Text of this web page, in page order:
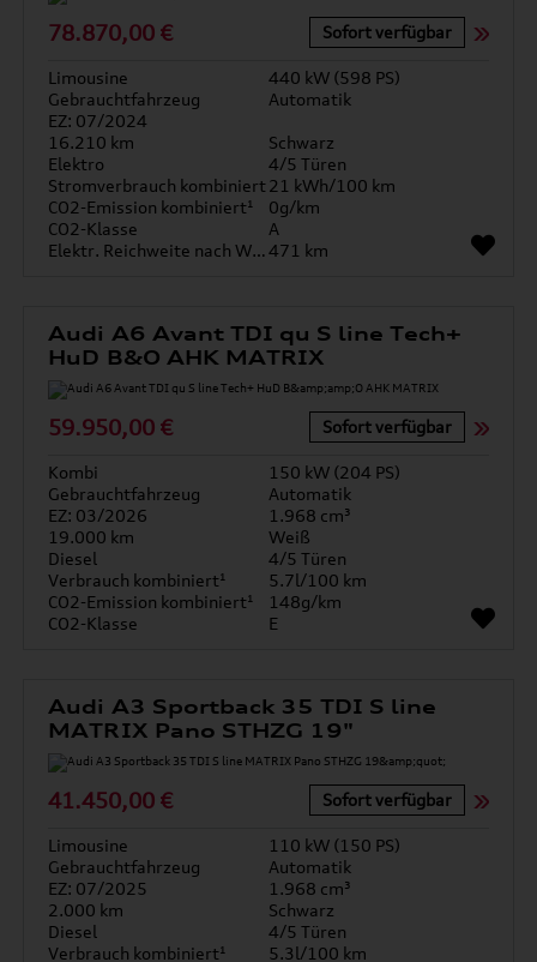
78.870,00 € Sofort verfügbar
Limousine
440 kW (598 PS)
Gebrauchtfahrzeug
Automatik
EZ: 07/2024
16.210 km
Schwarz
Elektro
4/5 Türen
Stromverbrauch kombiniert21 kWh/100 km
CO2-Emission kombiniert¹
0g/km
CO2-Klasse
A
Elektr. Reichweite nach WLTP*471 km
Audi A6 Avant TDI qu S line Tech+
HuD B&O AHK MATRIX
59.950,00 € Sofort verfügbar
Kombi
150 kW (204 PS)
Gebrauchtfahrzeug
Automatik
EZ: 03/2026
1.968 cm³
19.000 km
Weiß
Diesel
4/5 Türen
Verbrauch kombiniert¹
5.7l/100 km
CO2-Emission kombiniert¹
148g/km
CO2-Klasse
E
Audi A3 Sportback 35 TDI S line
MATRIX Pano STHZG 19"
41.450,00 € Sofort verfügbar
Limousine
110 kW (150 PS)
Gebrauchtfahrzeug
Automatik
EZ: 07/2025
1.968 cm³
2.000 km
Schwarz
Diesel
4/5 Türen
Verbrauch kombiniert¹
5.3l/100 km